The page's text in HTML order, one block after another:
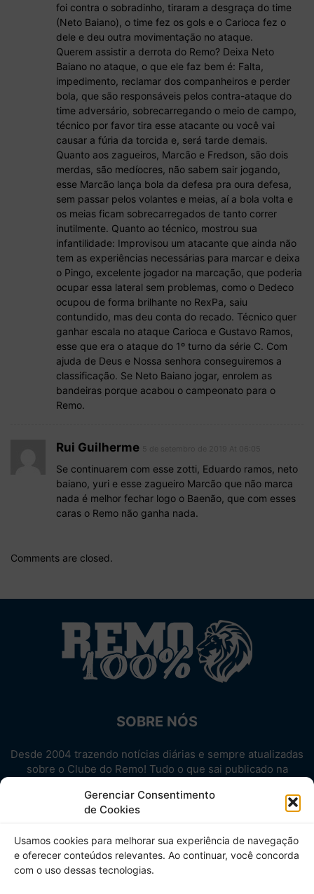
Gerenciar Consentimento
de Cookies
Usamos cookies para melhorar sua experiência de navegação
e oferecer conteúdos relevantes. Ao continuar, você concorda
com o uso dessas tecnologias.
foi contra o sobradinho, tiraram a desgraça do time
(Neto Baiano), o time fez os gols e o Carioca fez o
dele e deu outra movimentação no ataque.
Querem assistir a derrota do Remo? Deixa Neto
Baiano no ataque, o que ele faz bem é: Falta,
impedimento, reclamar dos companheiros e perder
bola, que são responsáveis pelos contra-ataque do
time adversário, sobrecarregando o meio de campo,
técnico por favor tira esse atacante ou você vai
causar a fúria da torcida e, será tarde demais.
Quanto aos zagueiros, Marcão e Fredson, são dois
merdas, são medíocres, não sabem sair jogando,
esse Marcão lança bola da defesa pra oura defesa,
sem passar pelos volantes e meias, aí a bola volta e
os meias ficam sobrecarregados de tanto correr
inutilmente. Quanto ao técnico, mostrou sua
infantilidade: Improvisou um atacante que ainda não
tem as experiências necessárias para marcar e deixa
o Pingo, excelente jogador na marcação, que poderia
ocupar essa lateral sem problemas, como o Dedeco
ocupou de forma brilhante no RexPa, saiu
contundido, mas deu conta do recado. Técnico quer
ganhar escala no ataque Carioca e Gustavo Ramos,
esse que era o ataque do 1º turno da série C. Com
ajuda de Deus e Nossa senhora conseguiremos a
classificação. Se Neto Baiano jogar, enrolem as
bandeiras porque acabou o campeonato para o
Remo.
Rui Guilherme
Se continuarem com esse zotti, Eduardo ramos, neto
baiano, yuri e esse zagueiro Marcão que não marca
nada é melhor fechar logo o Baenão, que com esses
caras o Remo não ganha nada.
Comments are closed.
SOBRE NÓS
Desde 2004 trazendo notícias diárias e sempre atualizadas
sobre o Clube do Remo! Tudo o que sai publicado na
Aproveite! Site não-oficial.
SIGA-NOS